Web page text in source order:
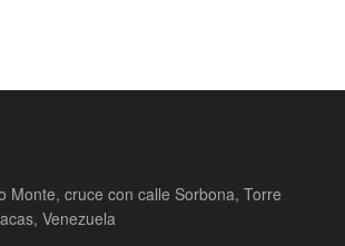
Monte, cruce con calle Sorbona, Torre
Venezuela